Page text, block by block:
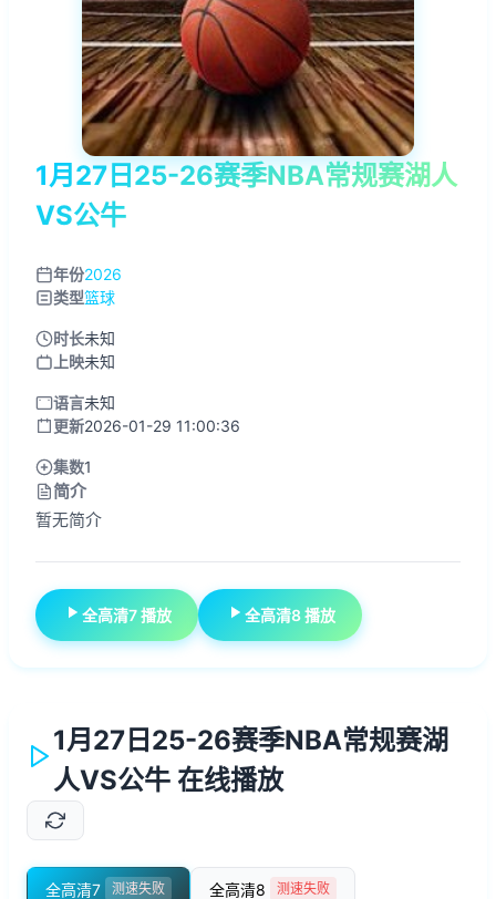
1月27日25-26赛季NBA常规赛湖人
VS公牛
年份2026
类型篮球
时长未知
上映未知
语言未知
更新2026-01-29 11:00:36
集数1
简介
暂无简介
全高清7 播放 全高清8 播放
1月27日25-26赛季NBA常规赛湖
人VS公牛 在线播放
全高清7 测速失败 全高清8 测速失败